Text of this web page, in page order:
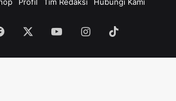
Profil Tim Redaksi Hubungi Kami
Facebook YouTubeInstagram